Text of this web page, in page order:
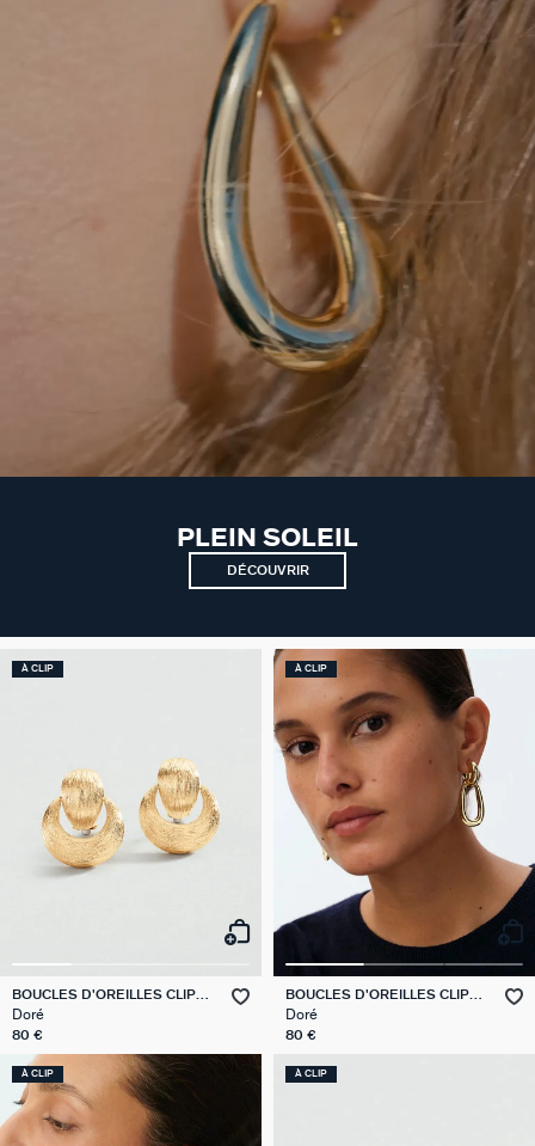
PLEIN SOLEIL
DÉCOUVRIR
À CLIP
BOUCLES D'OREILLES CLIPS
CHARLOT
Doré
80 €
À CLIP
BOUCLES D'OREILLES CLIPS
ABBESSES
Doré
80 €
À CLIP À CLIP